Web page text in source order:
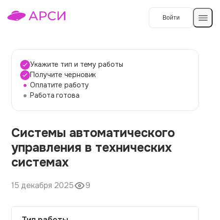
Войти
Темы работ
О сервисе
О компании
Наши гарантии
Вопросы и ответы
Контакты
Укажите тип и тему работы
Получите черновик
Оплатите работу
Работа готова
Системы автоматического
управления в технических
системах
15 декабря 2025 9